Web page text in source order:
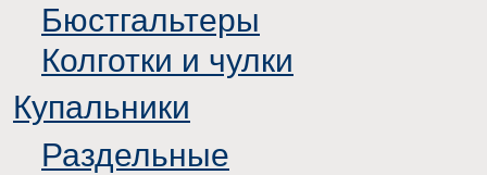
Бюстгальтеры
Колготки и чулки
Купальники
Раздельные